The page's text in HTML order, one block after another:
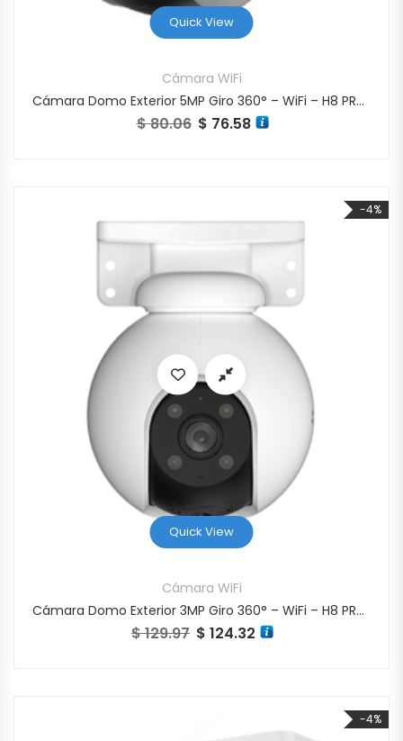
Quick View
Cámara WiFi
Cámara Domo Exterior 5MP Giro 360° – WiFi – H8 PRO 3K
$80.06 El precio original era: $ 80.06.
$ 76.58 El precio actual es: $ 76.58.
-4%
Quick View
Cámara WiFi
Cámara Domo Exterior 3MP Giro 360° – WiFi – H8 PRO 2K
$129.97 El precio original era: $ 129.97.
$ 124.32 El precio actual es: $
-4%